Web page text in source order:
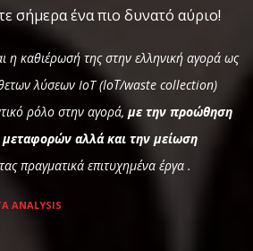
σήμερα ένα πιο δυνατό αύριο!
η καθιέρωσή της στην ελληνική αγορά ως
λύσεων IoT (ΙοΤ/waste collection)
ρόλο στην αγορά, με την προώθηση
αλλά και την μείωση
πραγματικά επιτυχημένα έργα .
ANALYSIS